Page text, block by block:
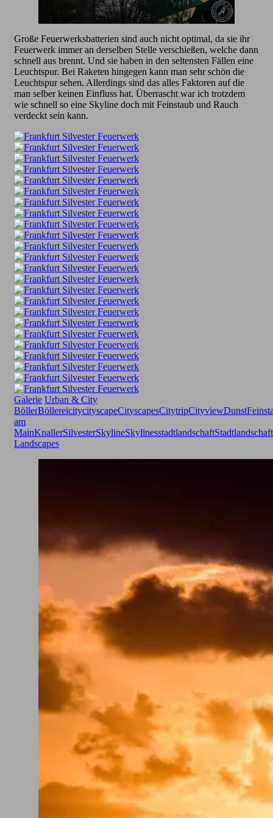
Große Feuerwerksbatterien sind auch nicht optimal, da sie ihr
Feuerwerk immer an derselben Stelle verschießen, welche dann
schnell aus brennt. Und sie haben in den seltensten Fällen eine
Leuchtspur. Bei Raketen hingegen kann man sehr schön die
Leuchtspur sehen. Allerdings sind das alles Faktoren auf die
man selber keinen Einfluss hat. Überrascht war ich trotzdem
wie schnell so eine Skyline doch mit Feinstaub und Rauch
verdeckt sein kann.
Galerie Urban & City
BöllerBöllereicitycityscapeCityscapesCitytripCityviewDunst
am
MainKnallerSilvesterSkylineSkylinesstadtlandschaft
Landscapes